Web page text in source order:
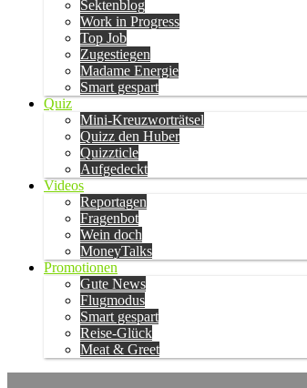
Sektenblog
Work in Progress
Top Job
Zugestiegen
Madame Energie
Smart gespart
Quiz
Mini-Kreuzworträtsel
Quizz den Huber
Quizzticle
Aufgedeckt
Videos
Reportagen
Fragenbot
Wein doch
MoneyTalks
Promotionen
Gute News
Flugmodus
Smart gespart
Reise-Glück
Meat & Greet